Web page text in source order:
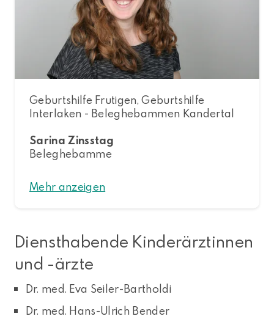
Geburtshilfe Frutigen, Geburtshilfe
Interlaken - Beleghebammen Kandertal
Sarina Zinsstag
Beleghebamme
Mehr anzeigen
Diensthabende Kinderärztinnen
und -ärzte
Dr. med. Eva Seiler-Bartholdi
Dr. med. Hans-Ulrich Bender